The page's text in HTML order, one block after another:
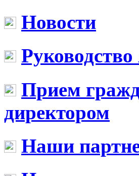
Новости
Прием
директором
Наши